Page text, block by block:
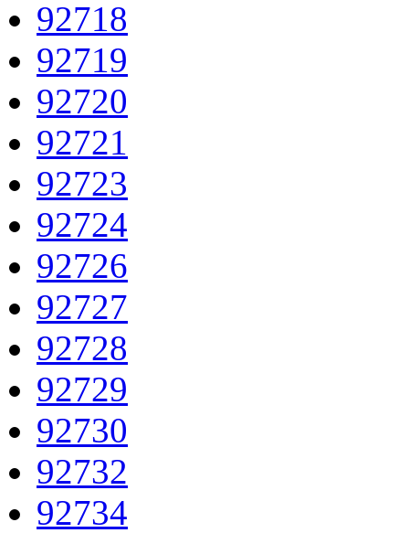
92718
92719
92720
92721
92723
92724
92726
92727
92728
92729
92730
92732
92734